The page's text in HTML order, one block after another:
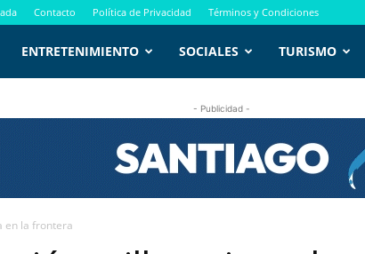
Contacto Política de Privacidad Términos y Condiciones
ENTRETENIMIENTO SOCIALES TURISMO
- Publicidad -
en la frontera